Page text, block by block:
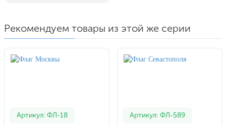
Рекомендуем товары из этой же серии
Артикул: ФЛ-18 Артикул: ФЛ-589